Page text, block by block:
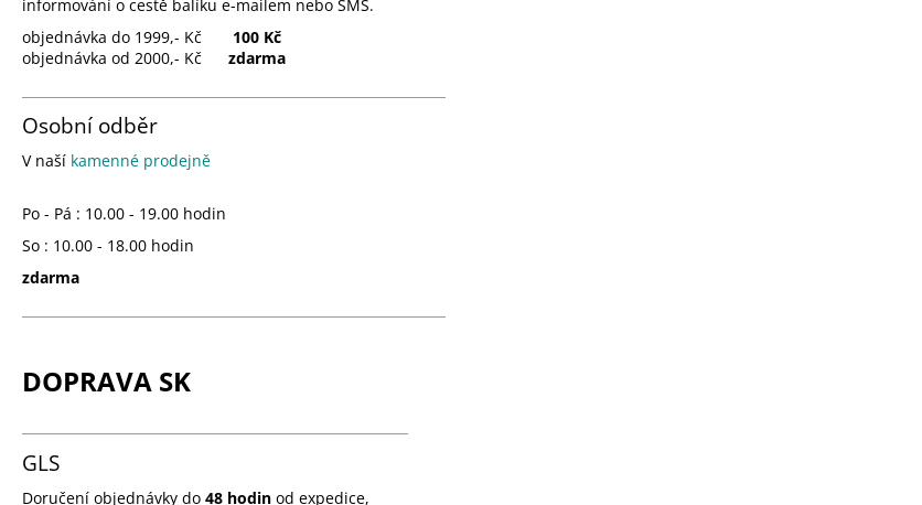
informování o cestě balíku e-mailem nebo SMS.
objednávka do 1999,- Kč 100 Kč
objednávka od 2000,- Kč
zdarma
Osobní odběr
V naší kamenné prodejně
Po - Pá : 10.00 - 19.00 hodin
So : 10.00 - 18.00 hodin
zdarma
DOPRAVA SK
GLS
Doručení objednávky do 48 hodin od expedice,